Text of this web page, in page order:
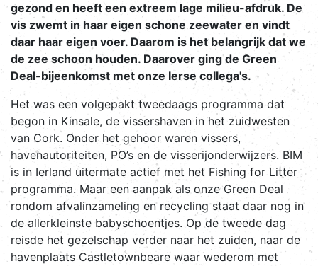
gezond en heeft een extreem lage milieu-afdruk. De
vis zwemt in haar eigen schone zeewater en vindt
daar haar eigen voer. Daarom is het belangrijk dat we
de zee schoon houden. Daarover ging de Green
Deal-bijeenkomst met onze Ierse collega's.
Het was een volgepakt tweedaags programma dat
begon in Kinsale, de vissershaven in het zuidwesten
van Cork. Onder het gehoor waren vissers,
havenautoriteiten, PO’s en de visserijonderwijzers. BIM
is in Ierland uitermate actief met het Fishing for Litter
programma. Maar een aanpak als onze Green Deal
rondom afvalinzameling en recycling staat daar nog in
de allerkleinste babyschoentjes. Op de tweede dag
reisde het gezelschap verder naar het zuiden, naar de
havenplaats Castletownbeare waar wederom met